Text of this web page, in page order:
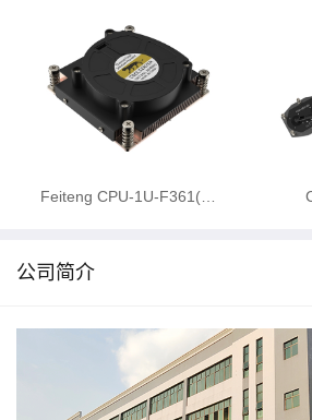
Feiteng CPU-1U-F361(…
公司简介